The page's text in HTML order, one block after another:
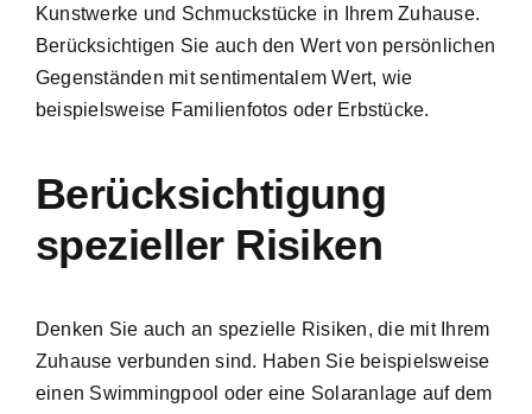
Kunstwerke und Schmuckstücke in Ihrem Zuhause.
Berücksichtigen Sie auch den Wert von persönlichen
Gegenständen mit sentimentalem Wert, wie
beispielsweise Familienfotos oder Erbstücke.
Berücksichtigung
spezieller Risiken
Denken Sie auch an spezielle Risiken, die mit Ihrem
Zuhause verbunden sind. Haben Sie beispielsweise
einen Swimmingpool oder eine Solaranlage auf dem